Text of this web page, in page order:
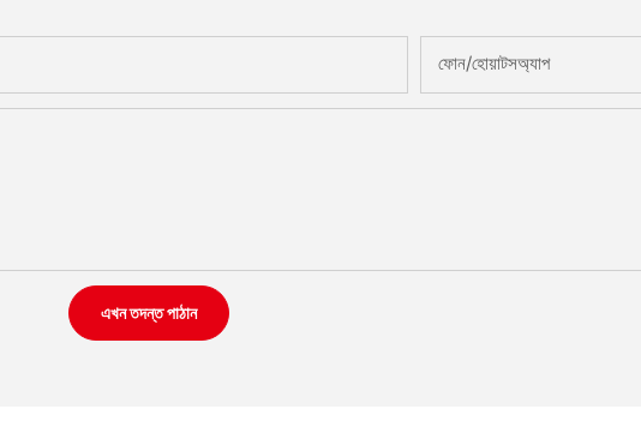
ফোন/হোয়াটসঅ্যাপ
এখন তদন্ত পাঠান